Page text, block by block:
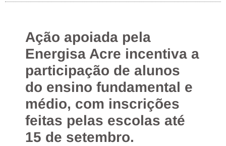
Ação apoiada pela
Energisa Acre incentiva a
participação de alunos
do ensino fundamental e
médio, com inscrições
feitas pelas escolas até
15 de setembro.